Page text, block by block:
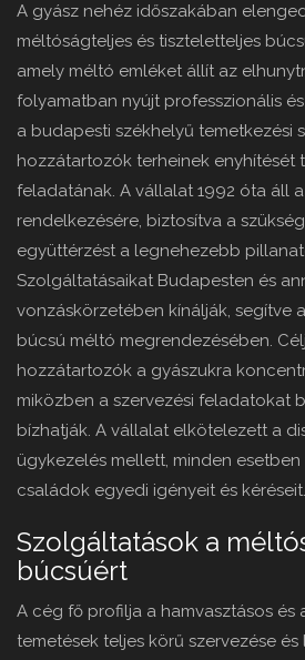
A gyász nehéz időszakában
méltóságteljes és tiszteletteljes
amely méltó emléket állít az
folyamatban nyújt professzionális
a budapesti székhelyű temetkezési
hozzátartozók terheinek enyhítését
feladatának. A vállalat 1992 óta áll
rendelkezésére, biztosítva a
együttérzést a legnehezebb
Szolgáltatásaikat Budapesten és
vonzáskörzetében kínálják, segítve
búcsú méltó megrendezésében.
hozzátartozók a gyászukra
miközben a szervezési feladatokat
bízhatják. A vállalat elkötelezett a
ügykezelés mellett, minden
családok egyedi igényeit és kéréseit.
Szolgáltatások a
búcsúért
A cég fő profilja a hamvasztásos és
temetések teljes körű szervezése